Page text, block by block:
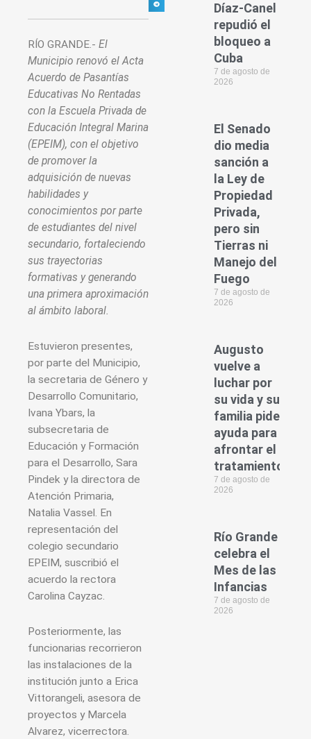
RÍO GRANDE.- El
Municipio renovó el Acta
Acuerdo de Pasantías
Educativas No Rentadas
con la Escuela Privada de
Educación Integral Marina
(EPEIM), con el objetivo
de promover la
adquisición de nuevas
habilidades y
conocimientos por parte
de estudiantes del nivel
secundario, fortaleciendo
sus trayectorias
formativas y generando
una primera aproximación
al ámbito laboral.
Estuvieron presentes,
por parte del Municipio,
la secretaria de Género y
Desarrollo Comunitario,
Ivana Ybars, la
subsecretaria de
Educación y Formación
para el Desarrollo, Sara
Pindek y la directora de
Atención Primaria,
Natalia Vassel. En
representación del
colegio secundario
EPEIM, suscribió el
acuerdo la rectora
Carolina Cayzac.
Posteriormente, las
funcionarias recorrieron
las instalaciones de la
institución junto a Erica
Vittorangeli, asesora de
proyectos y Marcela
Alvarez, vicerrectora.
Díaz-Canel
repudió el
bloqueo a
Cuba
7 de agosto de
2026
El Senado
dio media
sanción a
la Ley de
Propiedad
Privada,
pero sin
Tierras ni
Manejo del
Fuego
7 de agosto de
2026
Augusto
vuelve a
luchar por
su vida y su
familia pide
ayuda para
afrontar el
tratamiento
7 de agosto de
2026
Río Grande
celebra el
Mes de las
Infancias
7 de agosto de
2026